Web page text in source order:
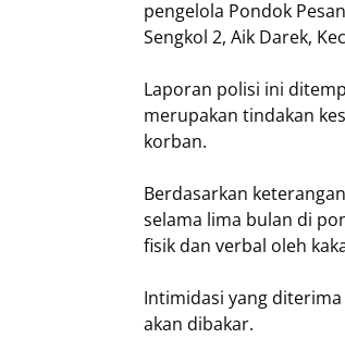
pengelola Pondok
Sengkol 2, Aik Darek,
​Laporan polisi ini
merupakan tindakan
korban.
​Berdasarkan
selama lima bulan di
fisik dan verbal oleh
Intimidasi yang
akan dibakar.